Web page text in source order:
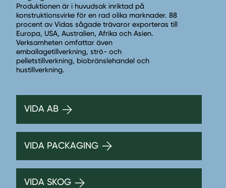
Produktionen är i huvudsak inriktad på
konstruktionsvirke för en rad olika marknader. 88
procent av Vidas sågade trävaror exporteras till
Europa, USA, Australien, Afrika och Asien.
Verksamheten omfattar även
emballagetillverkning, strö- och
pelletstillverkning, biobränslehandel och
hustillverkning.
VIDA AB
VIDA PACKAGING
VIDA SKOG